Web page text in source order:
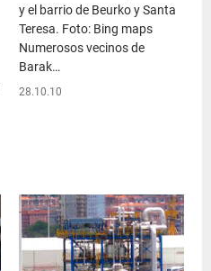
y el barrio de Beurko y Santa
Teresa. Foto: Bing maps
Numerosos vecinos de
Barak…
28.10.10